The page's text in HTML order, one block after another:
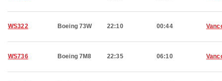
WS322 Boeing 73W 22:10 00:44
WS736 Boeing 7M8 22:35 06:10